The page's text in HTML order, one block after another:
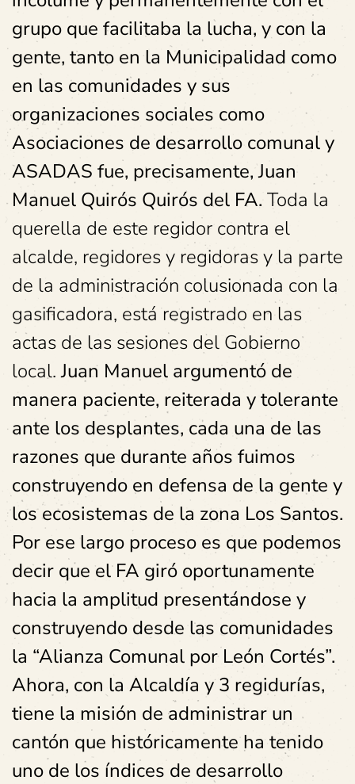
grupo que facilitaba la lucha, y con la
gente, tanto en la Municipalidad como
en las comunidades y sus
organizaciones sociales como
Asociaciones de desarrollo comunal y
ASADAS fue, precisamente, Juan
Manuel Quirós Quirós del FA. Toda la
querella de este regidor contra el
alcalde, regidores y regidoras y la parte
de la administración colusionada con la
gasificadora, está registrado en las
actas de las sesiones del Gobierno
local.Juan Manuel argumentó de
manera paciente, reiterada y tolerante
ante los desplantes, cada una de las
razones que durante años fuimos
construyendo en defensa de la gente y
los ecosistemas de la zona Los Santos.
Por ese largo proceso es que podemos
decir que el FA giró oportunamente
hacia la amplitud presentándose y
construyendo desde las comunidades
la “Alianza Comunal por León Cortés”.
Ahora, con la Alcaldía y 3 regidurías,
tiene la misión de administrar un
cantón que históricamente ha tenido
uno de los índices de desarrollo